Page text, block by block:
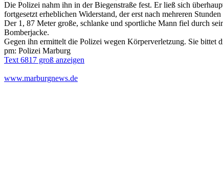
Die Polizei nahm ihn in der Biegenstraße fest. Er ließ sich
fortgesetzt erheblichen Widerstand, der erst nach mehreren
Der 1, 87 Meter große, schlanke und sportliche Mann fiel durch
Bomberjacke.
Gegen ihn ermittelt die Polizei wegen Körperverletzung. Sie bittet
pm: Polizei Marburg
Text 6817 groß anzeigen
www.marburgnews.de